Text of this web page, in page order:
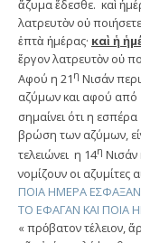
ἄζυμα ἔδεσθε. καὶ
λατρευτὸν οὐ
ἑπτὰ ἡμέρας· καὶ ἡ
ἔργον λατρευτὸν οὐ
Αφού η 21 η Νισάν
αζύμων και αφού από
σημαίνει ότι η
βρώση των αζύμων,
τελειώνει η 14η Νισάν
νομίζουν οι αζυμίτες
ΠΟΙΑ ΗΜΕΡΑ
ΤΟ ΕΦΑΓΑΝ ΚΑΙ ΠΟΙΑ
« πρόβατον τέλειον,